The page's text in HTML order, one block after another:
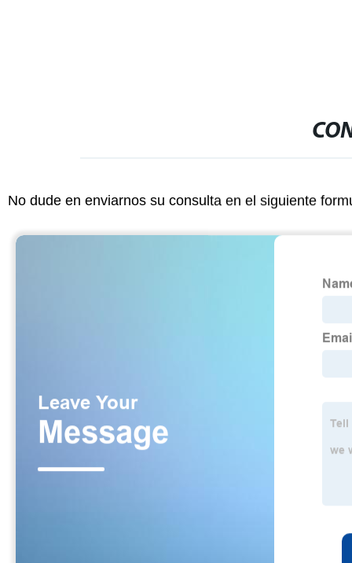
No dude en enviarnos su consulta en el siguiente